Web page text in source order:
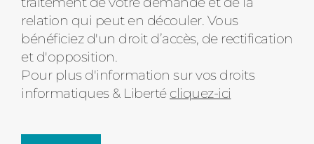
relation qui peut en découler. Vous
bénéficiez d'un droit d’accès, de rectification
et d'opposition.
Pour plus d'information sur vos droits
informatiques & Liberté cliquez-ici